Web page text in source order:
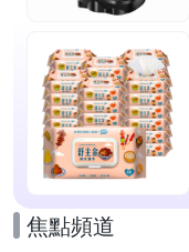
焦點頻道